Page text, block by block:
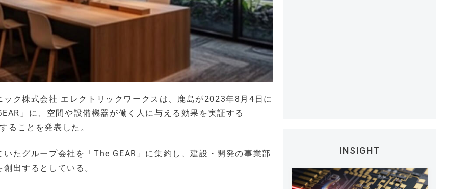
ク株式会社 エレクトリックワークスは、鹿島が2023年8月4日に
」に、空間や設備機器が働く人に与える効果を実証する
ることを発表した。
たグループ会社を「The GEAR」に集約し、建設・開発の事業部
出するとしている。
INSIGHT